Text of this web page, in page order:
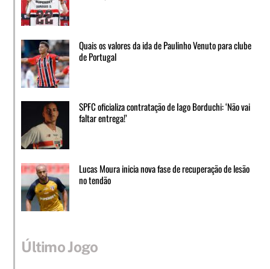
Quais os valores da ida de Paulinho Venuto para clube
de Portugal
SPFC oficializa contratação de Iago Borduchi: ‘Não vai
faltar entrega!’
Lucas Moura inicia nova fase de recuperação de lesão
no tendão
Último Jogo